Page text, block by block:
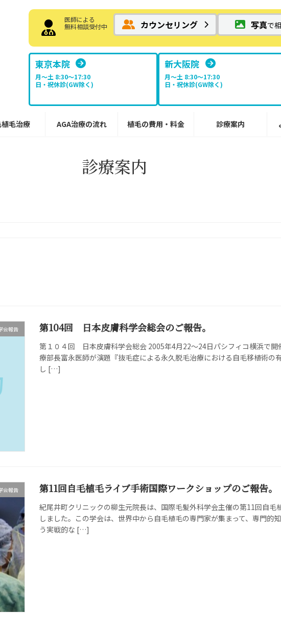
医師による
無料相談受付中
カウンセリング 写真で
東京本院
月～土 8:30〜17:30
日・祝休診(GW除く)
新大阪院
月～土 8:30〜17:30
日・祝休診(GW除く)
毛治療 AGA治療の流れ 植毛の費用・料金 診療案内
診療案内
会報告 第104回 日本皮膚科学会総会のご報告。
第１０４回 日本皮膚科学会総会 2005年4月22～24日パシフィコ横浜で
療部長富永医師が演題『抜毛症による永久脱毛治療における自毛移植術の
し […]
会報告 第11回自毛植毛ライブ手術国際ワークショップのご報告。
紀尾井町クリニックの柳生元院長は、国際毛髪外科学会主催の第11回自
しました。この学会は、世界中から自毛植毛の専門家が集まって、専門的
う実戦的な […]